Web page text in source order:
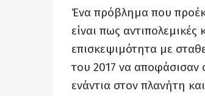
Ένα πρόβλημα που
είναι πως
επισκεψιμότητα με
του 2017 να αποφάσισαν
ενάντια στον πλανήτη